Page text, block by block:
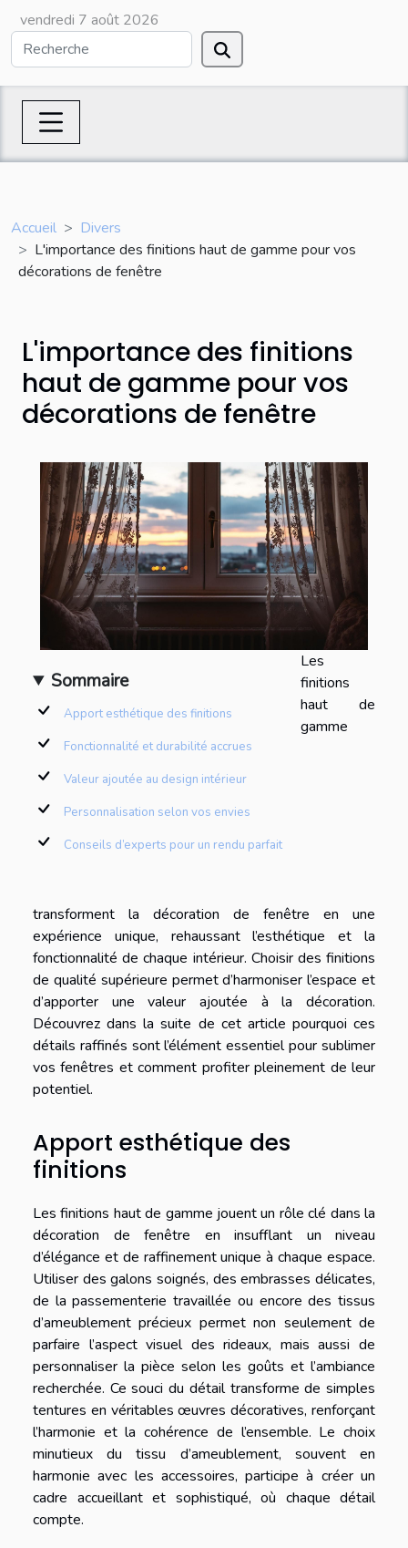
vendredi 7 août 2026
Accueil
Divers
L'importance des finitions haut de gamme pour vos
décorations de fenêtre
L'importance des finitions
haut de gamme pour vos
décorations de fenêtre
Sommaire
Apport esthétique des finitions
Fonctionnalité et durabilité accrues
Valeur ajoutée au design intérieur
Personnalisation selon vos envies
Conseils d’experts pour un rendu parfait
Les
finitions
haut de
gamme
transforment la décoration de fenêtre en une
expérience unique, rehaussant l’esthétique et la
fonctionnalité de chaque intérieur. Choisir des finitions
de qualité supérieure permet d’harmoniser l’espace et
d’apporter une valeur ajoutée à la décoration.
Découvrez dans la suite de cet article pourquoi ces
détails raffinés sont l’élément essentiel pour sublimer
vos fenêtres et comment profiter pleinement de leur
potentiel.
Apport esthétique des
finitions
Les finitions haut de gamme jouent un rôle clé dans la
décoration de fenêtre en insufflant un niveau
d’élégance et de raffinement unique à chaque espace.
Utiliser des galons soignés, des embrasses délicates,
de la passementerie travaillée ou encore des tissus
d’ameublement précieux permet non seulement de
parfaire l’aspect visuel des rideaux, mais aussi de
personnaliser la pièce selon les goûts et l’ambiance
recherchée. Ce souci du détail transforme de simples
tentures en véritables œuvres décoratives, renforçant
l’harmonie et la cohérence de l’ensemble. Le choix
minutieux du tissu d’ameublement, souvent en
harmonie avec les accessoires, participe à créer un
cadre accueillant et sophistiqué, où chaque détail
compte.